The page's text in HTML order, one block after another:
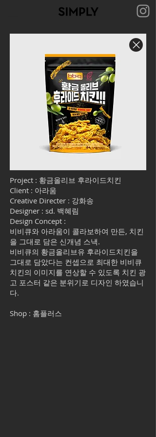
Project : 황금올리브 후라이드치킨
Client : 아라움
Creative Directer : 강화송
Designer : sd. 백혜림
Design Concept :
비비큐와 아라움이 콜라보하여 만든, 치킨
을 그대로 담은 신개념 스낵.
비비큐의 황금올리브유 후라이드치킨을
그대로 담았다는 컨셉으로 최대한 비비큐
치킨의 이미지를 연상할 수 있도록 치킨 광
고 포스터 같은 분위기로 디자인 하였습니
다.
Shop : 홈플러스